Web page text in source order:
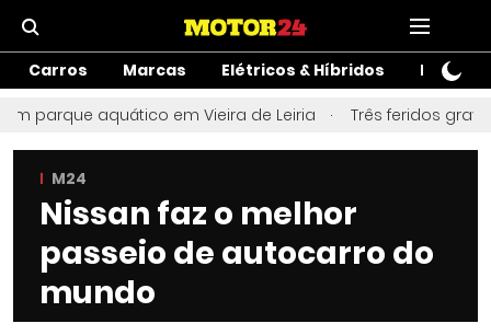
Carros Marcas Elétricos & Híbridos Motos
parque aquático em Vieira de Leiria Três feridos
M24
Nissan faz o melhor
passeio de autocarro do
mundo